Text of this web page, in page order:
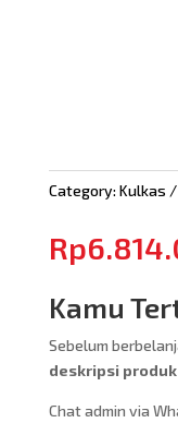
Category: Kulkas
Rp
Kamu
Sebelum
deskripsi produk
Chat admin via